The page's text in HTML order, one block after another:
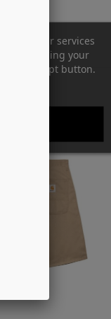
our services
by analyzing your
the Accept button.